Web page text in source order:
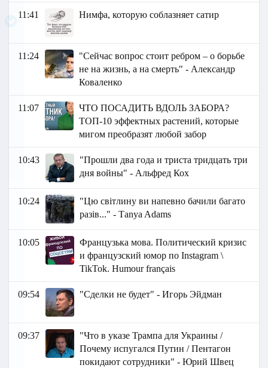
11:41 Нимфа, которую соблазняет сатир
11:24
"Сейчас вопрос стоит ребром – о борьбе
не на жизнь, а на смерть" - Александр
Коваленко
11:07
ЧТО ПОСАДИТЬ ВДОЛЬ ЗАБОРА?
ТОП-10 эффектных растений, которые
мигом преобразят любой забор
10:43
"Прошли два года и триста тридцать три
дня войны" - Альфред Кох
10:24
"Цю світлину ви напевно бачили багато
разів..." - Тanya Adams
10:05
Французька мова. Политический кризис
и французский юмор по Instagram \
TikTok. Humour français
09:54 "Сделки не будет" - Игорь Эйдман
09:37
"Что в указе Трампа для Украины /
Почему испугался Путин / Пентагон
покидают сотрудники" - Юрий Швец